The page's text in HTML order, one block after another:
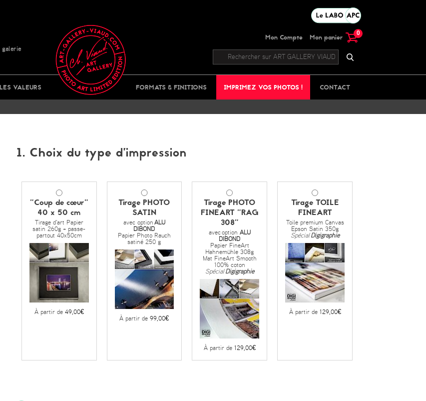
Mon Compte Mon panier 0
LES VALEURS FORMATS & FINITIONS IMPRIMEZ VOS PHOTOS ! CONTACT
1. Choix du type d’impression
"Coup de cœur"
40 x 50 cm
Tirage d'art Papier
satin 260g + passe-
partout 40x50cm
À partir de 49,00€
Tirage PHOTO
SATIN
avec option ALU
DIBOND
Papier Photo Rauch
satiné 250 g
À partir de99,00€
Tirage PHOTO
FINEART "RAG
308"
avecoption ALU
DIBOND
Papier FineArt
Hahnemühle 308g
Mat FineArt Smooth
100% coton
SpécialDigigraphie
À partir de 129,00€
Tirage TOILE
FINEART
Toile premium Canvas
Epson Satin 350g
SpécialDigigraphie
À partir de 129,00€